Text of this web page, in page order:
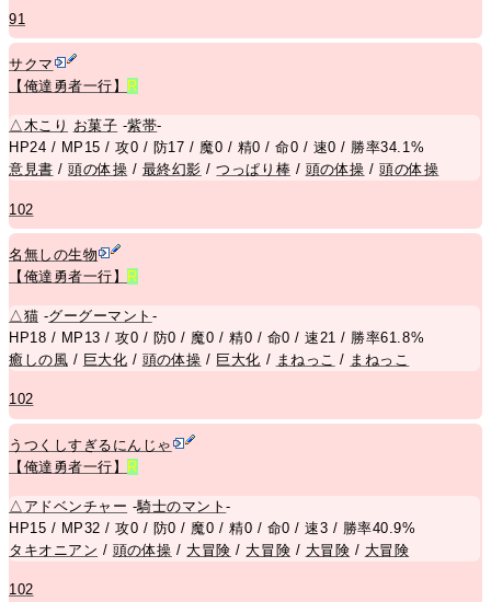
91
サクマ
【俺達勇者一行】
R
△木こり お菓子 -紫帯-
HP24 / MP15 / 攻0 / 防17 / 魔0 / 精0 / 命0 / 速0 / 勝率34.1%
意見書 /頭の体操 / 最終幻影 /つっぱり棒 / 頭の体操 /頭の体操
102
名無しの生物
【俺達勇者一行】
R
△猫 -グーグーマント -
HP18 / MP13 / 攻0 / 防0 / 魔0 / 精0 / 命0 / 速21 / 勝率61.8%
癒しの風 / 巨大化 / 頭の体操 / 巨大化 / まねっこ / まねっこ
102
うつくしすぎるにんじゃ
【俺達勇者一行】
R
△ アドベンチャー -騎士のマント-
HP15 / MP32 / 攻0 / 防0 / 魔0 / 精0 / 命0 / 速3 / 勝率40.9%
タキオニアン / 頭の体操 / 大冒険 / 大冒険 / 大冒険 / 大冒険
102